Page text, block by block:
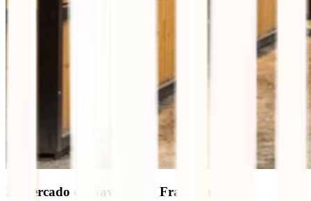
2. Mercado de Navidad de Frankfurt